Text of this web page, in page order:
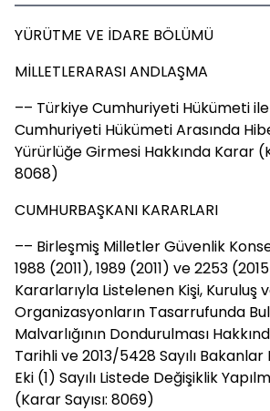
YÜRÜTME VE İDARE BÖLÜMÜ
MİLLETLERARASI ANDLAŞMA
–– Türkiye Cumhuriyeti Hükümeti
Cumhuriyeti Hükümeti Arasında
Yürürlüğe Girmesi Hakkında Karar
8068)
CUMHURBAŞKANI KARARLARI
–– Birleşmiş Milletler Güvenlik
1988 (2011), 1989 (2011) ve 2253
Kararlarıyla Listelenen Kişi, Kuruluş
Organizasyonların Tasarrufunda
Malvarlığının Dondurulması
Tarihli ve 2013/5428 Sayılı Bakanlar
Eki (1) Sayılı Listede Değişiklik
(Karar Sayısı: 8069)